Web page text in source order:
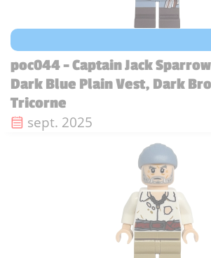
poc044 - Captain Jack
Dark Blue Plain Vest, Dark
Tricorne
Date de sortie :
sept. 2025